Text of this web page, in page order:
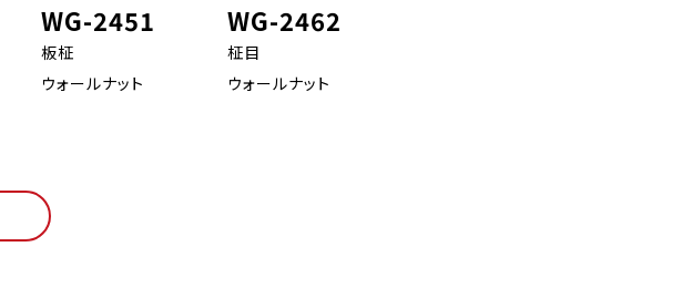
WG-2451
板柾
ウォールナット
WG-2462
柾目
ウォールナット